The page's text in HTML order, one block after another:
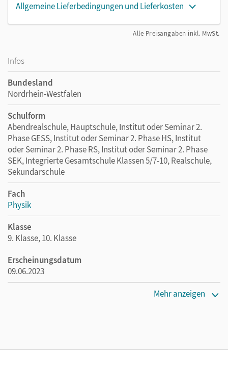
Allgemeine Lieferbedingungen und Lieferkosten
Alle Preisangaben inkl. MwSt.
Infos
Bundesland
Nordrhein-Westfalen
Schulform
Abendrealschule, Hauptschule, Institut oder Seminar 2.
Phase GESS, Institut oder Seminar 2. Phase HS, Institut
oder Seminar 2. Phase RS, Institut oder Seminar 2. Phase
SEK, Integrierte Gesamtschule Klassen 5/7-10, Realschule,
Sekundarschule
Fach
Physik
Klasse
9. Klasse, 10. Klasse
Erscheinungsdatum
09.06.2023
Mehr anzeigen